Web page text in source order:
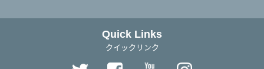
Quick Links
クイックリンク